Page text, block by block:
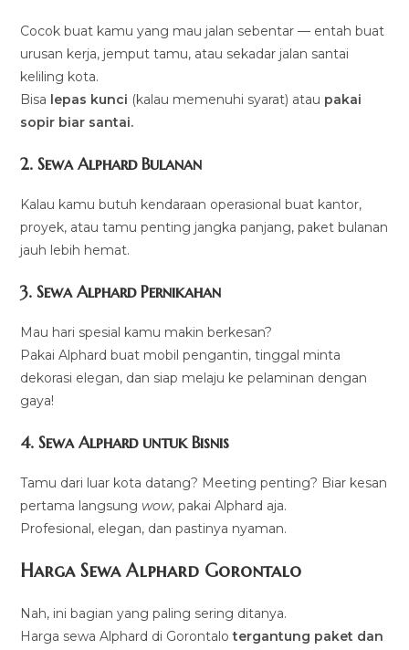
Cocok buat kamu yang mau jalan sebentar — entah buat
urusan kerja, jemput tamu, atau sekadar jalan santai
keliling kota.
Bisa lepas kunci (kalau memenuhi syarat) atau pakai
sopir biar santai.
2.Sewa Alphard Bulanan
Kalau kamu butuh kendaraan operasional buat kantor,
proyek, atau tamu penting jangka panjang, paket bulanan
jauh lebih hemat.
3.Sewa Alphard Pernikahan
Mau hari spesial kamu makin berkesan?
Pakai Alphard buat mobil pengantin, tinggal minta
dekorasi elegan, dan siap melaju ke pelaminan dengan
gaya!
4.Sewa Alphard untuk Bisnis
Tamu dari luar kota datang? Meeting penting? Biar kesan
pertama langsung wow, pakai Alphard aja.
Profesional, elegan, dan pastinya nyaman.
Harga Sewa Alphard Gorontalo
Nah, ini bagian yang paling sering ditanya.
Harga sewa Alphard di Gorontalotergantung paket dan